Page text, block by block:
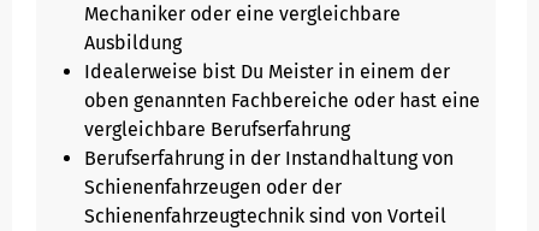
Mechaniker oder eine vergleichbare
Ausbildung
Idealerweise bist Du Meister in einem der
oben genannten Fachbereiche oder hast eine
vergleichbare Berufserfahrung
Berufserfahrung in der Instandhaltung von
Schienenfahrzeugen oder der
Schienenfahrzeugtechnik sind von Vorteil